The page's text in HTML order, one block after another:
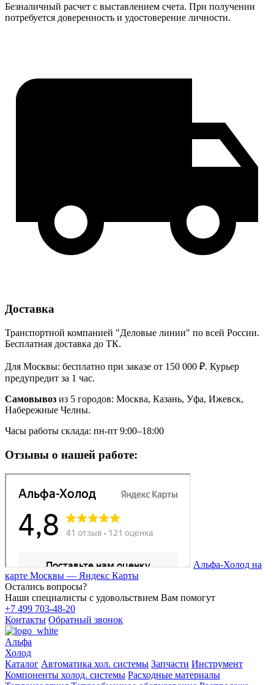
Безналичный расчет с выставлением счета. При получении
потребуется доверенность и удостоверение личности.
Доставка
Транспортной компанией "Деловые линии" по всей России.
Бесплатная доставка до ТК.
Для Москвы: бесплатно при заказе от 150 000 ₽. Курьер
предупредит за 1 час.
Самовывоз из 5 городов: Москва, Казань, Уфа, Ижевск,
Набережные Челны.
Часы работы склада: пн-пт 9:00–18:00
Отзывы о нашей работе:
Альфа-Холод на
карте Москвы — Яндекс Карты
Остались вопросы?
Наши специалисты с удовольствием Вам помогут
+7 499 703-48-20
Контакты Обратный звонок
Альфа
Холод
Каталог Автоматика хол. системы Запчасти Инструмент
Компоненты холод. системы Расходные материалы